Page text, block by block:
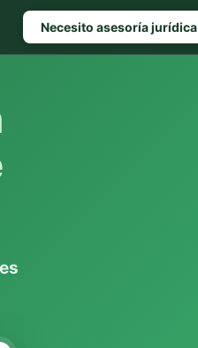
Necesito asesoría jurídica